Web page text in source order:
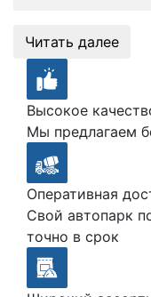
Читать далее
Высокое
Мы предлагаем
Оперативная
Свой автопарк
точно в срок